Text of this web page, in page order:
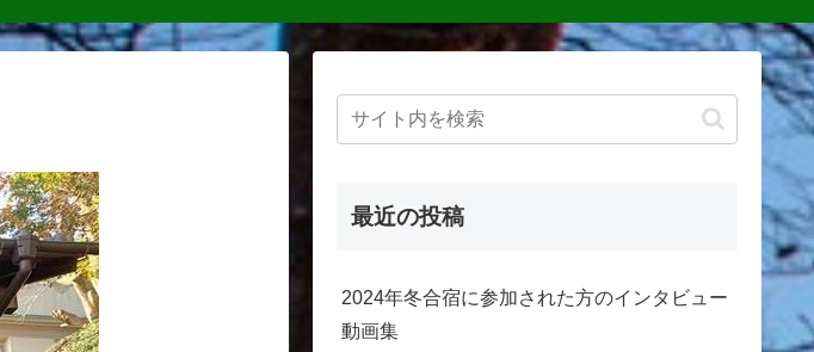
最近の投稿
2024年冬合宿に参加された方のインタビュー
動画集